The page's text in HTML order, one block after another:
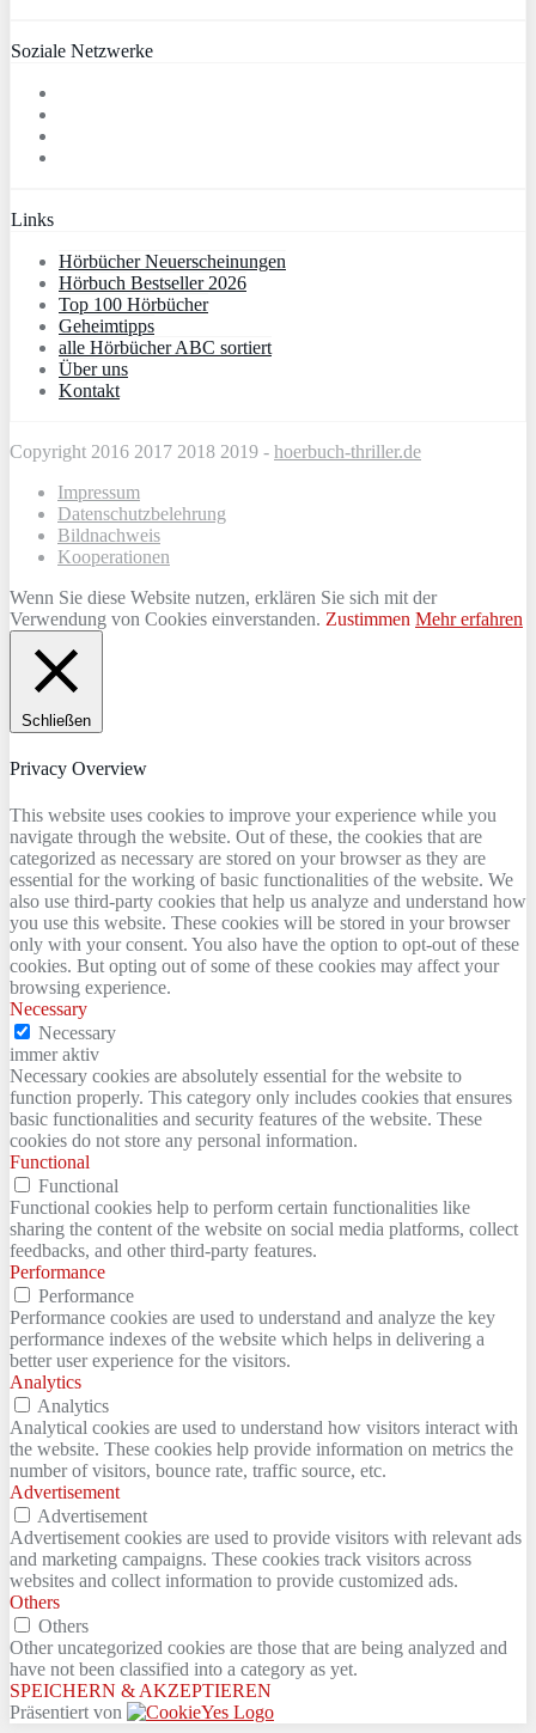
Soziale Netzwerke
Links
Hörbücher Neuerscheinungen
Hörbuch Bestseller 2026
Top 100 Hörbücher
Geheimtipps
alle Hörbücher ABC sortiert
Über uns
Kontakt
Copyright 2016 2017 2018 2019 - hoerbuch-thriller.de
Impressum
Datenschutzbelehrung
Bildnachweis
Kooperationen
Wenn Sie diese Website nutzen, erklären Sie sich mit der
Verwendung von Cookies einverstanden. Zustimmen Mehr erfahren
Schließen
Privacy Overview
This website uses cookies to improve your experience while you
navigate through the website. Out of these, the cookies that are
categorized as necessary are stored on your browser as they are
essential for the working of basic functionalities of the website. We
also use third-party cookies that help us analyze and understand how
you use this website. These cookies will be stored in your browser
only with your consent. You also have the option to opt-out of these
cookies. But opting out of some of these cookies may affect your
browsing experience.
Necessary
Necessary
immer aktiv
Necessary cookies are absolutely essential for the website to
function properly. This category only includes cookies that ensures
basic functionalities and security features of the website. These
cookies do not store any personal information.
Functional
Functional
Functional cookies help to perform certain functionalities like
sharing the content of the website on social media platforms, collect
feedbacks, and other third-party features.
Performance
Performance
Performance cookies are used to understand and analyze the key
performance indexes of the website which helps in delivering a
better user experience for the visitors.
Analytics
Analytics
Analytical cookies are used to understand how visitors interact with
the website. These cookies help provide information on metrics the
number of visitors, bounce rate, traffic source, etc.
Advertisement
Advertisement
Advertisement cookies are used to provide visitors with relevant ads
and marketing campaigns. These cookies track visitors across
websites and collect information to provide customized ads.
Others
Others
Other uncategorized cookies are those that are being analyzed and
have not been classified into a category as yet.
SPEICHERN & AKZEPTIEREN
Präsentiert von